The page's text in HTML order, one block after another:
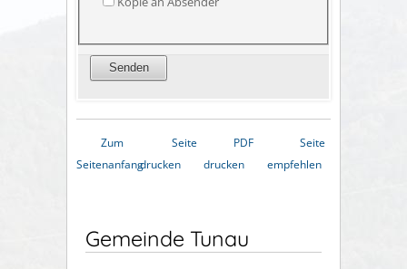
Zum
Seitenanfang
Seite
drucken
PDF
drucken
Seite
empfehlen
Gemeinde Tunau